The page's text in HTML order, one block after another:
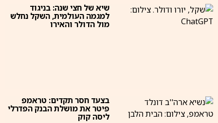
שיא של חצי שנה: בניגוד
למגמה העולמית, השקל נחלש
מול הדולר והאירו
בצעד חסר תקדים: טראמפ
פיטר את מושלת הבנק הפדרלי
ליסה קוק